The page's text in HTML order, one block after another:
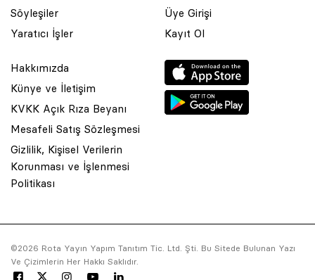
Söyleşiler
Yaratıcı İşler
Üye Girişi
Kayıt Ol
Hakkımızda
Künye ve İletişim
KVKK Açık Rıza Beyanı
Mesafeli Satış Sözleşmesi
Gizlilik, Kişisel Verilerin
Korunması ve İşlenmesi
Politikası
©2026 Rota Yayın Yapım Tanıtım Tic. Ltd. Şti. Bu Sitede Bulunan Yazı
Ve Çizimlerin Her Hakkı Saklıdır.
© 2001 Rota Yayın Yapım Tanıtım Tic. Ltd. Şti. Bu Sitede Bulunan
kodlanmıştır.